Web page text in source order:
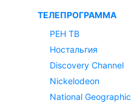
ТЕЛЕПРОГРАММА
РЕН ТВ
Ностальгия
Discovery Channel
Nickelodeon
National Geographic